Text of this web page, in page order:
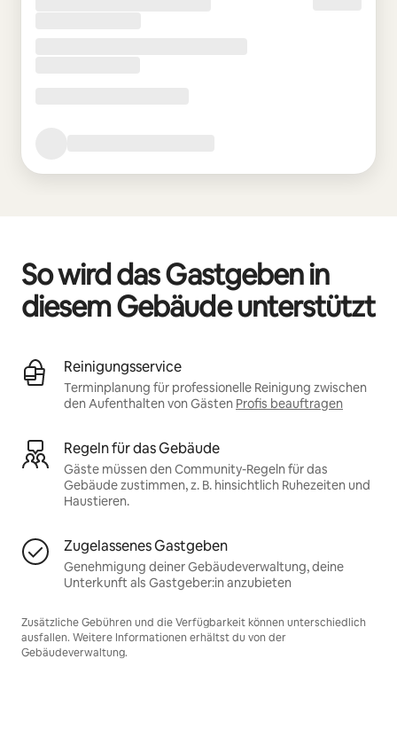
So wird das Gastgeben in
diesem Gebäude unterstützt
Reinigungsservice
Terminplanung für professionelle Reinigung zwischen
den Aufenthalten von Gästen Profis beauftragen
Regeln für das Gebäude
Gäste müssen den Community-Regeln für das
Gebäude zustimmen, z. B. hinsichtlich Ruhezeiten und
Haustieren.
Zugelassenes Gastgeben
Genehmigung deiner Gebäudeverwaltung, deine
Unterkunft als Gastgeber:in anzubieten
Zusätzliche Gebühren und die Verfügbarkeit können unterschiedlich
ausfallen. Weitere Informationen erhältst du von der
Gebäudeverwaltung.